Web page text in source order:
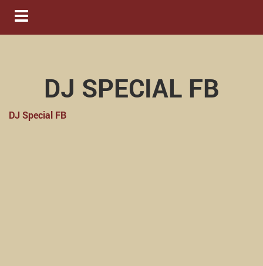
Navigation ein-/ausblenden
DJ SPECIAL FB
DJ Special FB